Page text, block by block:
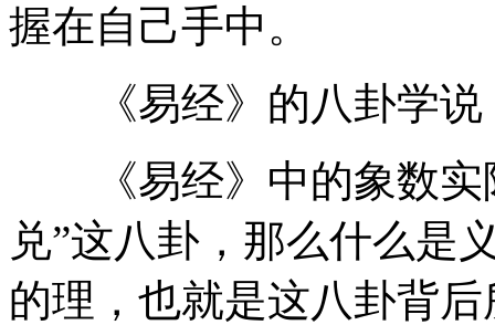
握在自己手中。
《易经》的八卦学说
《易经》中的象数实
兑”这八卦，那么什么是
的理，也就是这八卦背